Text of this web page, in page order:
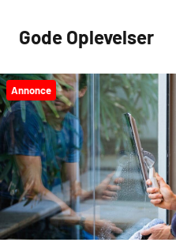
Gode Oplevelser
Annonce